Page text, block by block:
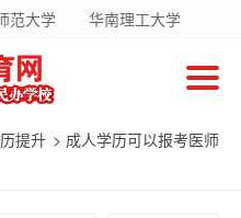
范大学
华南理工大学
广东财经大学
提升 > 成人学历可以报考医师